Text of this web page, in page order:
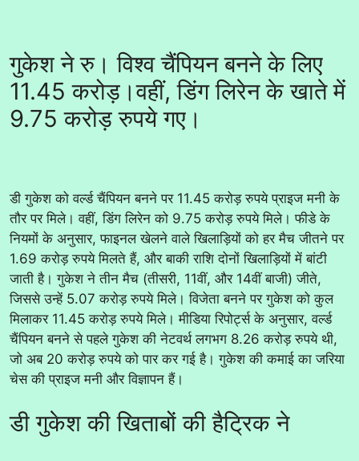
गुकेश ने रु। विश्व चैंपियन बनने के लिए
11.45 करोड़।वहीं, डिंग लिरेन के खाते में
9.75 करोड़ रुपये गए।
डी गुकेश को वर्ल्ड चैंपियन बनने पर 11.45 करोड़ रुपये प्राइज मनी के
तौर पर मिले। वहीं, डिंग लिरेन को 9.75 करोड़ रुपये मिले। फीडे के
नियमों के अनुसार, फाइनल खेलने वाले खिलाड़ियों को हर मैच जीतने पर
1.69 करोड़ रुपये मिलते हैं, और बाकी राशि दोनों खिलाड़ियों में बांटी
जाती है। गुकेश ने तीन मैच (तीसरी, 11वीं, और 14वीं बाजी) जीते,
जिससे उन्हें 5.07 करोड़ रुपये मिले। विजेता बनने पर गुकेश को कुल
मिलाकर 11.45 करोड़ रुपये मिले। मीडिया रिपोर्ट्स के अनुसार, वर्ल्ड
चैंपियन बनने से पहले गुकेश की नेटवर्थ लगभग 8.26 करोड़ रुपये थी,
जो अब 20 करोड़ रुपये को पार कर गई है। गुकेश की कमाई का जरिया
चेस की प्राइज मनी और विज्ञापन हैं।
डी गुकेश की खिताबों की हैट्रिक ने